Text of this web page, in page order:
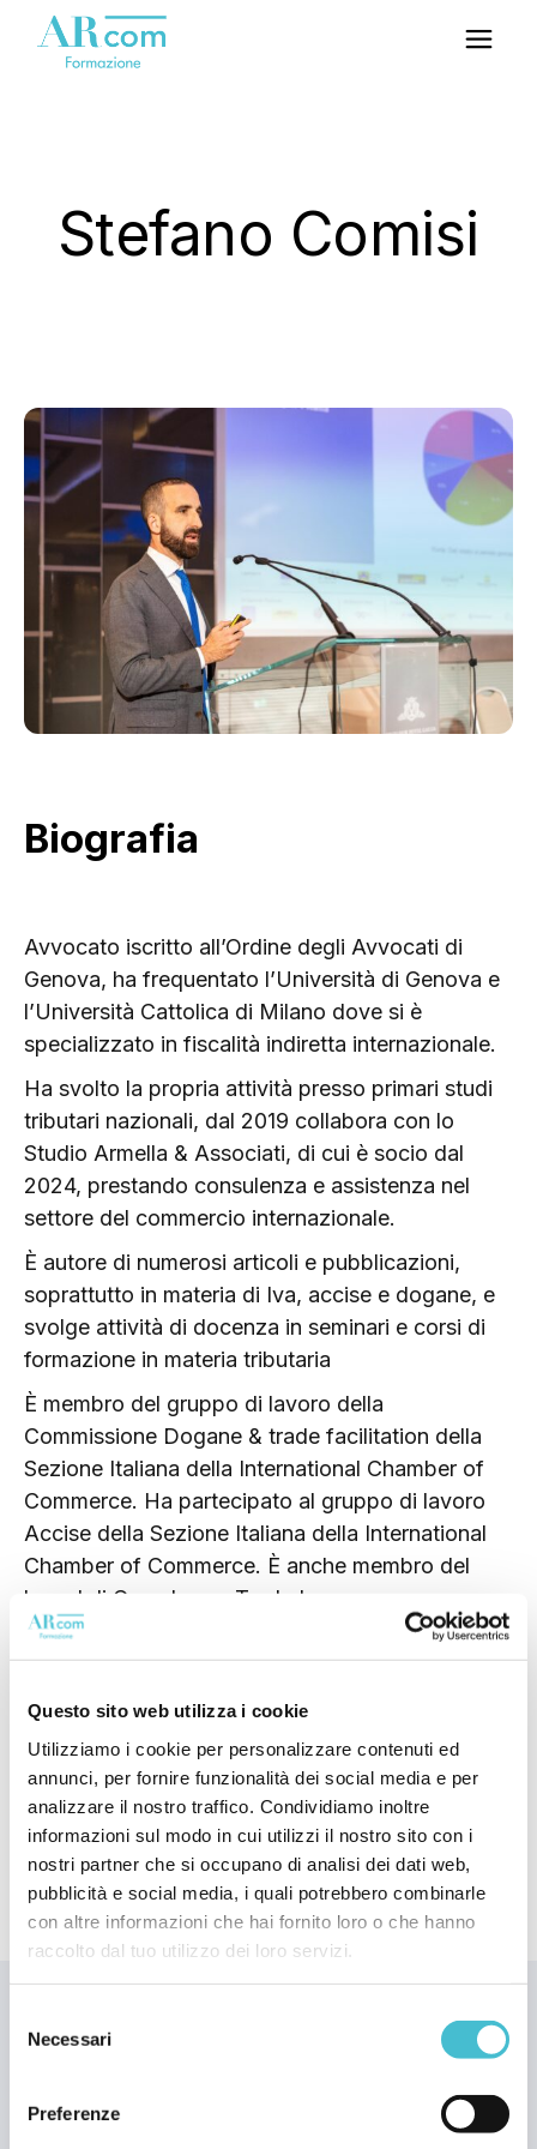
Questo sito web utilizza i cookie
Utilizziamo i cookie per personalizzare contenuti ed
annunci, per fornire funzionalità dei social media e per
analizzare il nostro traffico. Condividiamo inoltre
informazioni sul modo in cui utilizzi il nostro sito con i
nostri partner che si occupano di analisi dei dati web,
pubblicità e social media, i quali potrebbero combinarle
con altre informazioni che hai fornito loro o che hanno
raccolto dal tuo utilizzo dei loro servizi.
delNecessari
Preferenze
Stefano Comisi
Biografia
Avvocato iscritto all’Ordine degli Avvocati di
Genova, ha frequentato l’Università di Genova e
l’Università Cattolica di Milano dove si è
specializzato in fiscalità indiretta internazionale.
Ha svolto la propria attività presso primari studi
tributari nazionali, dal 2019 collabora con lo
Studio Armella & Associati, di cui è socio dal
2024, prestando consulenza e assistenza nel
settore del commercio internazionale.
È autore di numerosi articoli e pubblicazioni,
soprattutto in materia di Iva, accise e dogane, e
svolge attività di docenza in seminari e corsi di
formazione in materia tributaria
È membro del gruppo di lavoro della
Commissione Dogane & trade facilitation della
Sezione Italiana della International Chamber of
Commerce. Ha partecipato al gruppo di lavoro
Accise della Sezione Italiana della International
Chamber of Commerce. È anche membro del
board di Greenlane – Trade Lawyers,
associazione che include i migliori Studi legali
esperti in materia doganale a livello
Scopri il curriculum completo
NEWSLETTER
Iscriviti alla newsletter e